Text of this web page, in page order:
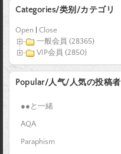
Categories/类别/カテゴリ
Open
Close
一般会員 (28365)
VIP会員 (2850)
Popular/人气/人気の投稿者
●●と一緒
AQA
Paraphism